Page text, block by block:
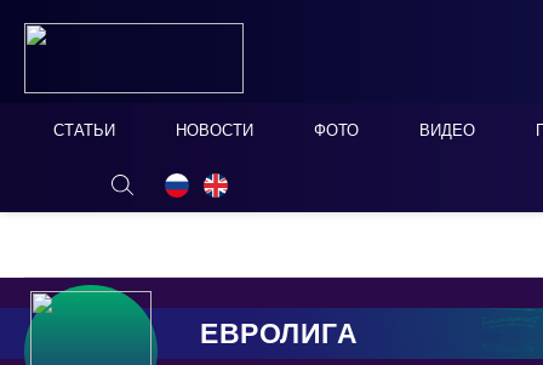
СТАТЬИ НОВОСТИ ФОТО ВИДЕО
ОНЛАЙН ТАБЛО СКРЫТЬ
ЕВРОЛИГА